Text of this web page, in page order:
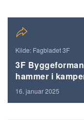
Kilde: Fagbladet 3F
3F
hammer i
16. januar 2025